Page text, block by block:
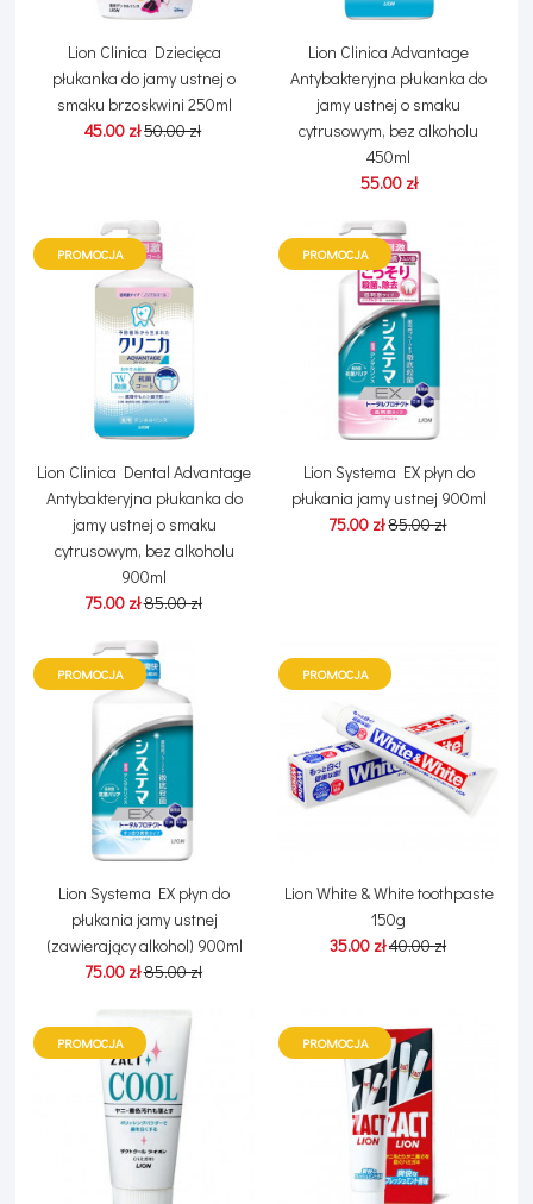
Lion Clinica Dziecięca
płukanka do jamy ustnej o
smaku brzoskwini 250ml
45.00 zł50.00 zł
Lion Clinica Advantage
Antybakteryjna płukanka do
jamy ustnej o smaku
cytrusowym, bez alkoholu
450ml
55.00 zł
PROMOCJA
Lion Clinica Dental Advantage
Antybakteryjna płukanka do
jamy ustnej o smaku
cytrusowym, bez alkoholu
900ml
75.00 zł85.00 zł
PROMOCJA
Lion Systema EX płyn do
płukania jamy ustnej 900ml
75.00 zł85.00 zł
PROMOCJA
Lion Systema EX płyn do
płukania jamy ustnej
(zawierający alkohol) 900ml
75.00 zł85.00 zł
PROMOCJA
Lion White & White toothpaste
150g
35.00 zł40.00 zł
PROMOCJA PROMOCJA